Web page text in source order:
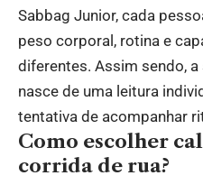
Sabbag Junior, cada
peso corporal, rotina e
diferentes. Assim sendo,
nasce de uma leitura
tentativa de acompanhar
Como escolher
corrida de rua?